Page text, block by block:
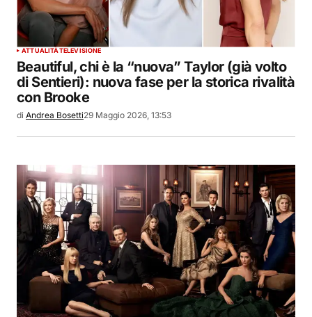
ATTUALITÀTELEVISIONE
Beautiful, chi è la “nuova” Taylor (già volto
di Sentieri): nuova fase per la storica rivalità
con Brooke
di Andrea Bosetti29 Maggio 2026, 13:53